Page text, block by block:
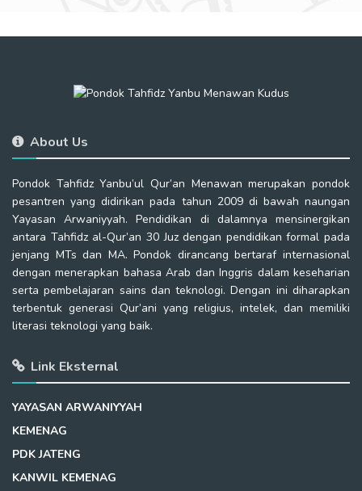
About Us
Pondok Tahfidz Yanbu’ul Qur’an Menawan merupakan pondok
pesantren yang didirikan pada tahun 2009 di bawah naungan
Yayasan Arwaniyyah. Pendidikan di dalamnya mensinergikan
antara Tahfidz al-Qur’an 30 Juz dengan pendidikan formal pada
jenjang MTs dan MA. Pondok dirancang bertaraf internasional
dengan menerapkan bahasa Arab dan Inggris dalam keseharian
serta pembelajaran sains dan teknologi. Dengan ini diharapkan
terbentuk generasi Qur’ani yang religius, intelek, dan memiliki
literasi teknologi yang baik.
Link Eksternal
YAYASAN ARWANIYYAH
KEMENAG
PDK JATENG
KANWIL KEMENAG